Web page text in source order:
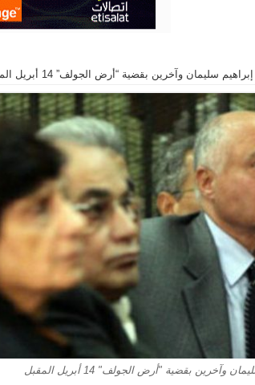
سليمان وآخرين بقضية “أرض الجولف” 14 أبريل المقبل
بقضية "أرض الجولف" 14 أبريل المقبل